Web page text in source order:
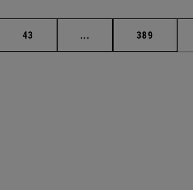
desplazarse.
Página
43 ... Páginas intermedias
Página
389